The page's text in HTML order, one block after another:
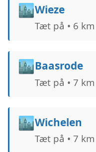
🏙️Wieze
Tæt på • 6 km
🏙️Baasrode
Tæt på • 7 km
🏙️Wichelen
Tæt på • 7 km